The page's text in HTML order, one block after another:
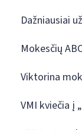
Dažniausiai
Mokesčių
Viktorina
VMI kviečia į